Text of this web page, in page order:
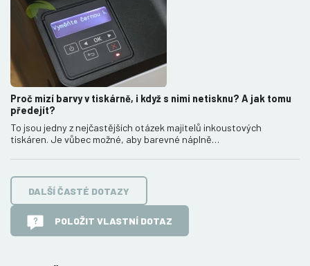
Proč mizí barvy v tiskárně, i když s nimi netisknu? A jak tomu
předejít?
To jsou jedny z nejčastějších otázek majitelů inkoustových
tiskáren. Je vůbec možné, aby barevné náplně…
DALŠÍ ČASTÉ DOTAZY
POLOŽIT VLASTNÍ DOTAZ